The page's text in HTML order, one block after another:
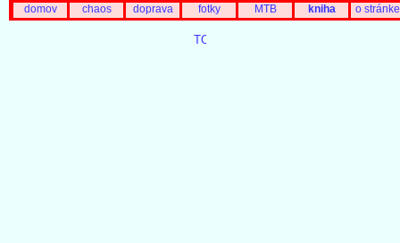
domov chaos doprava fotky MTB kniha o stránke